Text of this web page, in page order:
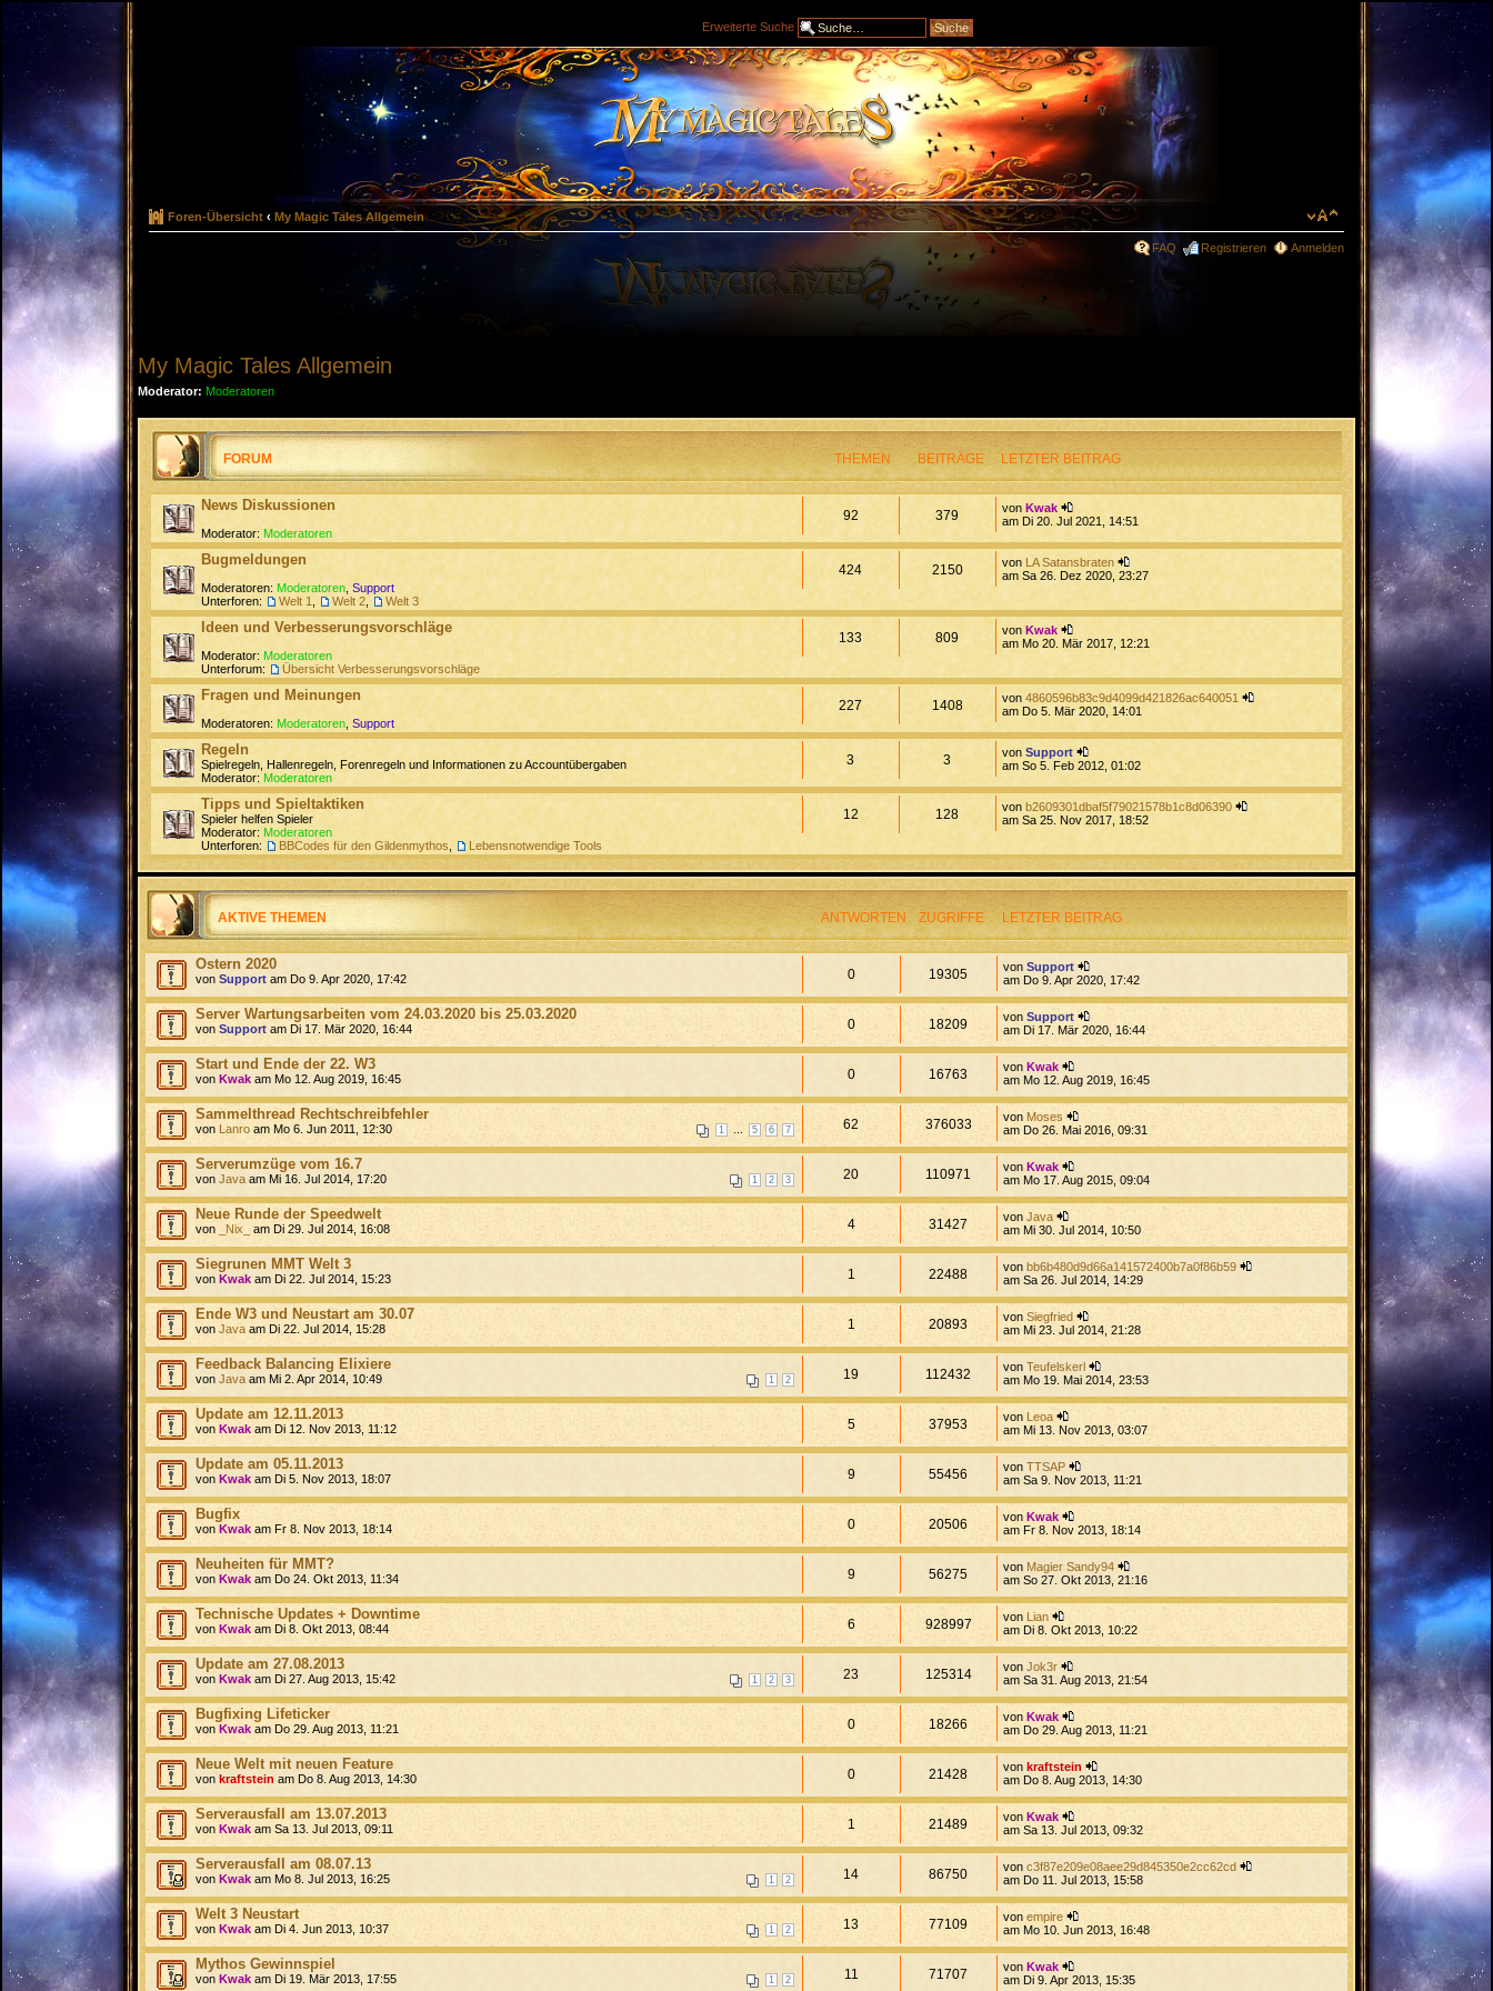
Erweiterte Suche
Foren-Übersicht ‹ My Magic Tales Allgemein
FAQ Registrieren Anmelden
My Magic Tales Allgemein
Moderator: Moderatoren
FORUM THEMEN BEITRÄGE LETZTER BEITRAG
News Diskussionen
Moderator: Moderatoren
92 379 von Kwak
am Di 20. Jul 2021, 14:51
Bugmeldungen
Moderatoren: Moderatoren Support
Unterforen:
Welt 1 Welt 2 Welt 3
424 2150 von LA Satansbraten
am Sa 26. Dez 2020, 23:27
Ideen und Verbesserungsvorschläge
Moderator: Moderatoren
Unterforum:
Übersicht Verbesserungsvorschläge
133 809 von Kwak
am Mo 20. Mär 2017, 12:21
Fragen und Meinungen
Moderatoren: Moderatoren Support
227 1408 von 4860596b83c9d4099d421826ac640051
am Do 5. Mär 2020, 14:01
Regeln
Spielregeln, Hallenregeln, Forenregeln und Informationen zu Accountübergaben
Moderator: Moderatoren
3 3 von Support
am So 5. Feb 2012, 01:02
Tipps und Spieltaktiken
Spieler helfen Spieler
Moderator: Moderatoren
Unterforen:
BBCodes für den Gildenmythos Lebensnotwendige Tools
12 128 von b2609301dbaf5f79021578b1c8d06390
am Sa 25. Nov 2017, 18:52
AKTIVE THEMEN ANTWORTEN ZUGRIFFE LETZTER BEITRAG
Ostern 2020
von Support am Do 9. Apr 2020, 17:42 0 19305 vonSupport
am Do 9. Apr 2020, 17:42
Server Wartungsarbeiten vom 24.03.2020 bis 25.03.2020
von Support am Di 17. Mär 2020, 16:44 0 18209 vonSupport
am Di 17. Mär 2020, 16:44
Start und Ende der 22. W3
von Kwak am Mo 12. Aug 2019, 16:45 0 16763 vonKwak
am Mo 12. Aug 2019, 16:45
Sammelthread Rechtschreibfehler
1 5 6 7
von Lanro am Mo 6. Jun 2011, 12:30 62 376033 von Moses
am Do 26. Mai 2016, 09:31
Serverumzüge vom 16.7
1 2 3
von Java am Mi 16. Jul 2014, 17:20 20 110971 vonKwak
am Mo 17. Aug 2015, 09:04
Neue Runde der Speedwelt
von _Nix_ am Di 29. Jul 2014, 16:08 4 31427 vonJava
am Mi 30. Jul 2014, 10:50
Siegrunen MMT Welt 3
von Kwak am Di 22. Jul 2014, 15:23 1 22488 vonbb6b480d9d66a141572400b7a0f86b59
am Sa 26. Jul 2014, 14:29
Ende W3 und Neustart am 30.07
von Java am Di 22. Jul 2014, 15:28 1 20893 vonSiegfried
am Mi 23. Jul 2014, 21:28
Feedback Balancing Elixiere
1 2
von Java am Mi 2. Apr 2014, 10:49 19 112432 vonTeufelskerl
am Mo 19. Mai 2014, 23:53
Update am 12.11.2013
von Kwak am Di 12. Nov 2013, 11:12 5 37953 von Leoa
am Mi 13. Nov 2013, 03:07
Update am 05.11.2013
von Kwak am Di 5. Nov 2013, 18:07 9 55456 vonTTSAP
am Sa 9. Nov 2013, 11:21
Bugfix
von Kwak am Fr 8. Nov 2013, 18:14 0 20506 vonKwak
am Fr 8. Nov 2013, 18:14
Neuheiten für MMT?
von Kwak am Do 24. Okt 2013, 11:34 9 56275 von Magier Sandy94
am So 27. Okt 2013, 21:16
Technische Updates + Downtime
von Kwak am Di 8. Okt 2013, 08:44 6 928997 von Lian
am Di 8. Okt 2013, 10:22
Update am 27.08.2013
1 2 3
von Kwak am Di 27. Aug 2013, 15:42 23 125314 vonJok3r
am Sa 31. Aug 2013, 21:54
Bugfixing Lifeticker
von Kwak am Do 29. Aug 2013, 11:21 0 18266 vonKwak
am Do 29. Aug 2013, 11:21
Neue Welt mit neuen Feature
von kraftstein am Do 8. Aug 2013, 14:30 0 21428 vonkraftstein
am Do 8. Aug 2013, 14:30
Serverausfall am 13.07.2013
von Kwak am Sa 13. Jul 2013, 09:11 1 21489 vonKwak
am Sa 13. Jul 2013, 09:32
Serverausfall am 08.07.13
1 2
von Kwak am Mo 8. Jul 2013, 16:25 14 86750 vonc3f87e209e08aee29d845350e2cc62cd
am Do 11. Jul 2013, 15:58
Welt 3 Neustart
1 2
von Kwak am Di 4. Jun 2013, 10:37 13 77109 vonempire
am Mo 10. Jun 2013, 16:48
Mythos Gewinnspiel
1 2
von Kwak am Di 19. Mär 2013, 17:55 11 71707 vonKwak
am Di 9. Apr 2013, 15:35